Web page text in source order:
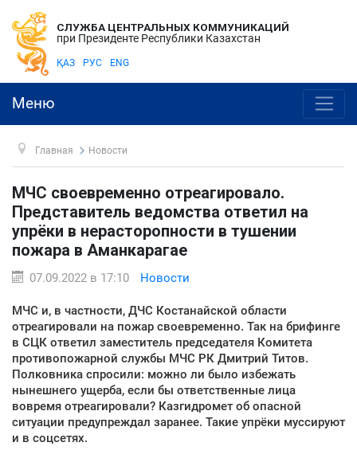
СЛУЖБА ЦЕНТРАЛЬНЫХ КОММУНИКАЦИЙ
при Президенте Республики Казахстан
ҚАЗ РУС ENG
Меню
Главная Новости
МЧС своевременно отреагировало.
Представитель ведомства ответил на
упрёки в нерасторопности в тушении
пожара в Аманкарагае
07.09.2022 в 17:10 Новости
МЧС и, в частности, ДЧС Костанайской области
отреагировали на пожар своевременно. Так на брифинге
в СЦК ответил заместитель председателя Комитета
противопожарной службы МЧС РК Дмитрий Титов.
Полковника спросили: можно ли было избежать
нынешнего ущерба, если бы ответственные лица
вовремя отреагировали? Казгидромет об опасной
ситуации предупреждал заранее. Такие упрёки муссируют
и в соцсетях.